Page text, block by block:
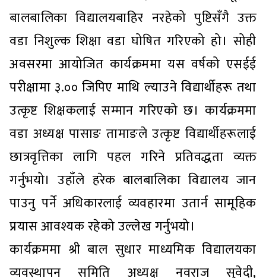
बालबालिका विद्यालयबाहिर नरहेको पुष्टिसँगै उक्त
वडा निशुल्क शिक्षा वडा घोषित गरिएको हो। सोही
अवसरमा आयोजित कार्यक्रममा यस वर्षको एसईई
परीक्षामा ३.०० जिपिए माथि ल्याउने विद्यार्थीहरू तथा
उत्कृष्ट शिक्षकलाई सम्मान गरिएको छ। कार्यक्रममा
वडा अध्यक्ष पासाङ तामाङले उत्कृष्ट विद्यार्थीहरूलाई
छात्रवृत्तिका लागि पहल गरिने प्रतिवद्धता व्यक्त
गर्नुभयो। उहाँले हरेक बालबालिका विद्यालय जान
पाउनु पर्ने अधिकारलाई व्यवहारमा उतार्न सामूहिक
प्रयास आवश्यक रहेको उल्लेख गर्नुभयो।
कार्यक्रममा श्री बाल सुधार माध्यमिक विद्यालयका
व्यवस्थापन समिति अध्यक्ष नवराज सुवेदी,